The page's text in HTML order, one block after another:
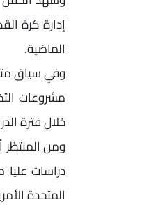
إدارة كرة
الماضية.
وفي سياق
مشروعات
خلال فترة
ومن المنتظر
دراسات
المتحدة